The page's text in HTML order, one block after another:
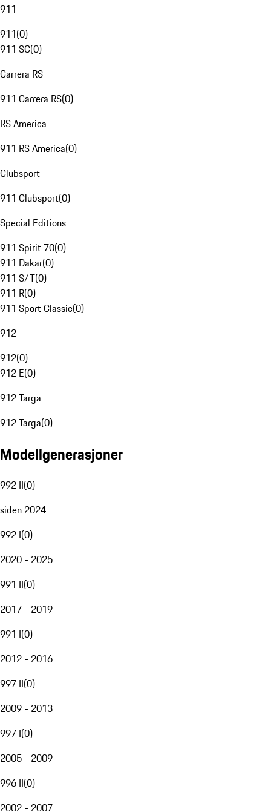
911
911(0)
911 SC(0)
Carrera RS
911 Carrera RS(0)
RS America
911 RS America(0)
Clubsport
911 Clubsport(0)
Special Editions
911 Spirit 70(0)
911 Dakar(0)
911 S/T(0)
911 R(0)
911 Sport Classic(0)
912
912(0)
912 E(0)
912 Targa
912 Targa(0)
Modellgenerasjoner
992 II(0)
siden 2024
992 I(0)
2020 - 2025
991 II(0)
2017 - 2019
991 I(0)
2012 - 2016
997 II(0)
2009 - 2013
997 I(0)
2005 - 2009
996 II(0)
2002 - 2007